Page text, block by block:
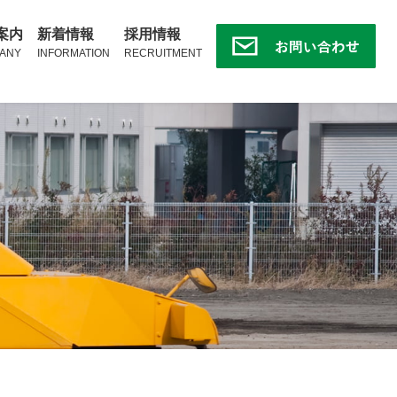
内 新着情報
INFORMATION
採用情報
RECRUITMENT